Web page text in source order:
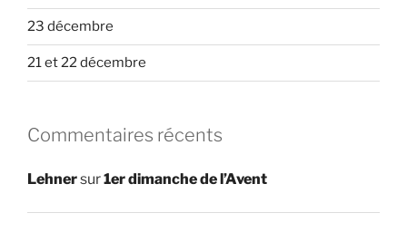
23 décembre
21 et 22 décembre
Commentaires récents
Lehnersur1er dimanche de l’Avent